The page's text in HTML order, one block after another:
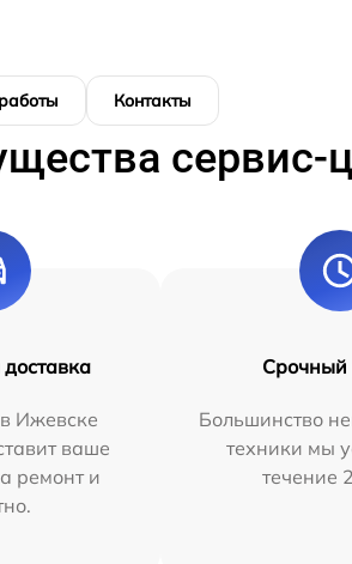
Контакты
сервис-
Ижевске
ваше
ремонт и
Срочный
Большинство
техники мы
течение